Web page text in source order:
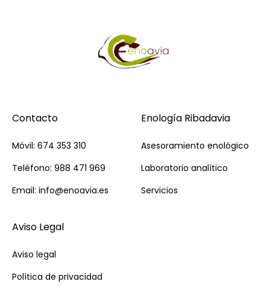
Contacto
Móvil: 674 353 310
Teléfono: 988 471 969
Email: info@enoavia.es
Enología Ribadavia
Asesoramiento enológico
Laboratorio analítico
Servicios
Aviso Legal
Aviso legal
Política de privacidad